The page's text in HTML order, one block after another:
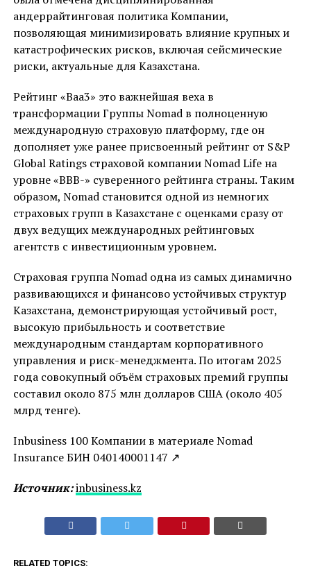
андеррайтинговая политика Компании,
позволяющая минимизировать влияние крупных и
катастрофических рисков, включая сейсмические
риски, актуальные для Казахстана.
Рейтинг «Baa3» это важнейшая веха в
трансформации Группы Nomad в полноценную
международную страховую платформу, где он
дополняет уже ранее присвоенный рейтинг от S&P
Global Ratings страховой компании Nomad Life на
уровне «BBB-» суверенного рейтинга страны. Таким
образом, Nomad становится одной из немногих
страховых групп в Казахстане с оценками сразу от
двух ведущих международных рейтинговых
агентств с инвестиционным уровнем.
Страховая группа Nomad одна из самых динамично
развивающихся и финансово устойчивых структур
Казахстана, демонстрирующая устойчивый рост,
высокую прибыльность и соответствие
международным стандартам корпоративного
управления и риск-менеджмента. По итогам 2025
года совокупный объём страховых премий группы
составил около 875 млн долларов США (около 405
млрд тенге).
Inbusiness 100 Компании в материале Nomad
Insurance БИН 040140001147 ↗
Источник:inbusiness.kz
RELATED TOPICS: